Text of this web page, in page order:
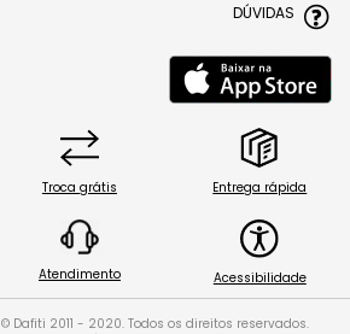
DÚVIDAS
Troca grátis Entrega rápida
Atendimento Acessibilidade
© Dafiti 2011 - 2020. Todos os direitos reservados.